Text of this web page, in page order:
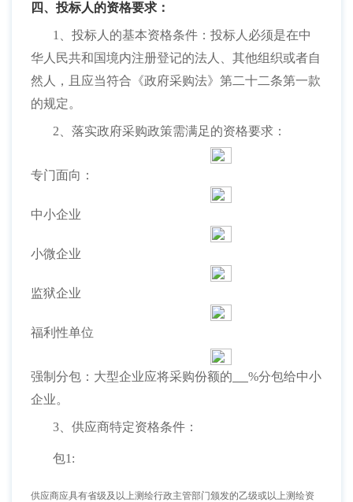
四、投标人的资格要求：
1、投标人的基本资格条件：投标人必须是在中
华人民共和国境内注册登记的法人、其他组织或者自
然人，且应当符合《政府采购法》第二十二条第一款
的规定。
2、落实政府采购政策需满足的资格要求：
专门面向：
中小企业
小微企业
监狱企业
福利性单位
强制分包：大型企业应将采购份额的
%分包给中小
企业。
3、供应商特定资格条件：
包1:
供应商应具有省级及以上测绘行政主管部门颁发的乙级或以上测绘资